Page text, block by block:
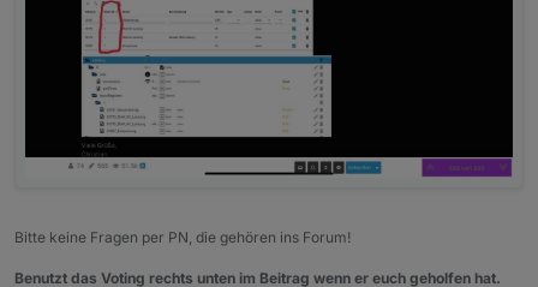
Bitte keine Fragen per PN, die gehören ins Forum!
Benutzt das Voting rechts unten im Beitrag wenn er euch geholfen hat.